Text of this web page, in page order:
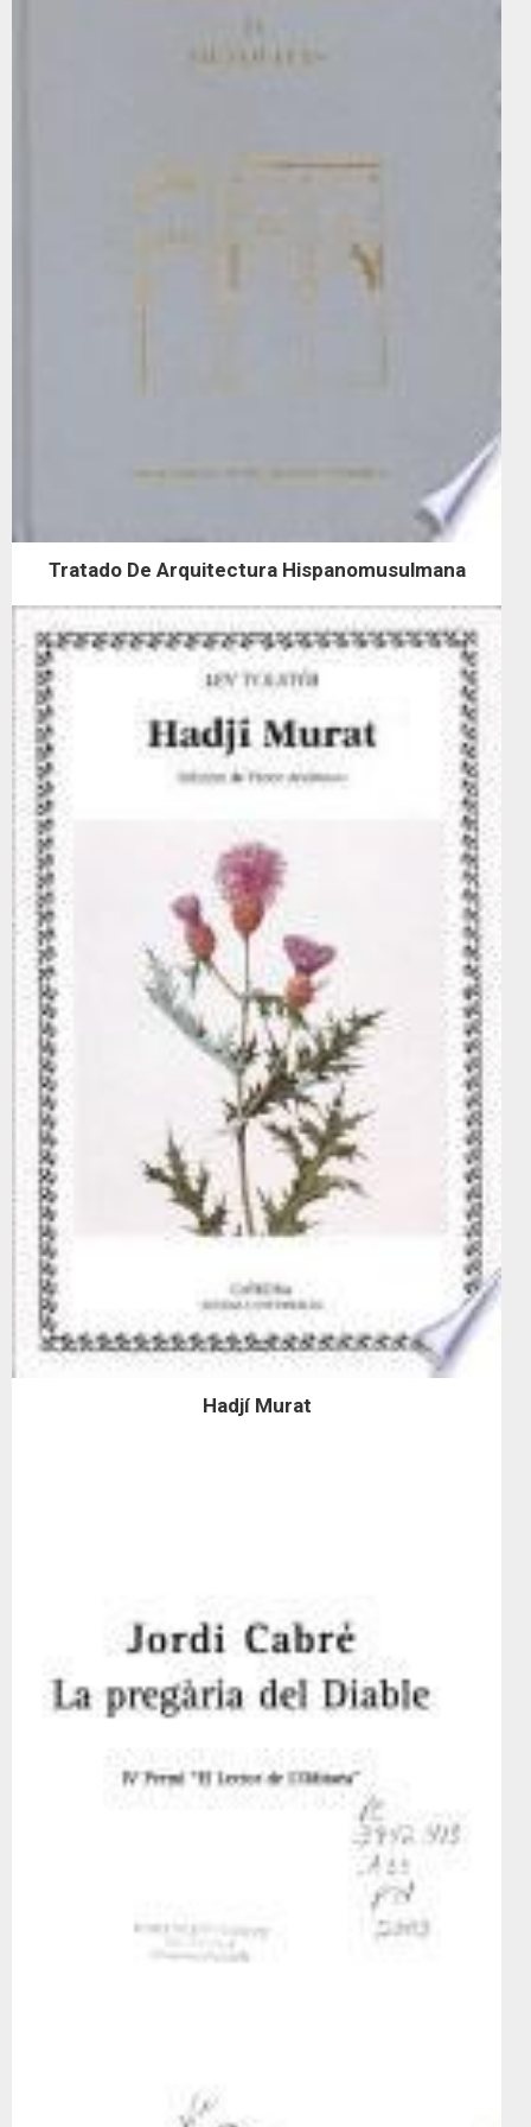
Tratado De Arquitectura Hispanomusulmana
Hadjí Murat